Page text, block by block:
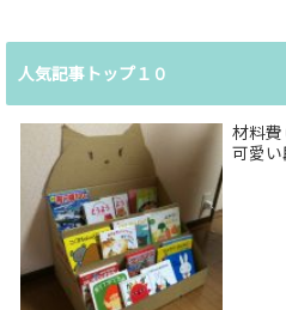
人気記事トップ１０
材料
可愛